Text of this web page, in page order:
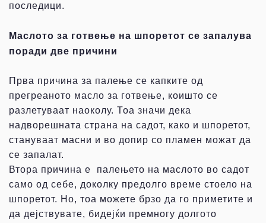
последици.
Маслото за готвење на шпоретот се запалува
поради две причини
Прва причина за палење се капките од
прегреаното масло за готвење, коишто се
разлетуваат наоколу. Тоа значи дека
надворешната страна на садот, како и шпоретот,
стануваат масни и во допир со пламен можат да
се запалат.
Втора причина е палењето на маслото во садот
само од себе, доколку предолго време стоело на
шпоретот. Но, тоа можете брзо да го приметите и
да дејствувате, бидејќи премногу долгото